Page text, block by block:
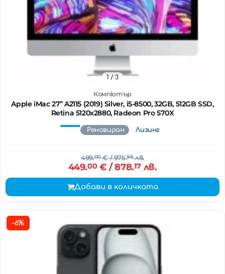
Компютър
Apple iMac 27’’ A2115 (2019) Silver, i5-8500, 32GB, 512GB SSD,
Retina 5120x2880, Radeon Pro 570X
1 / 3
Реновиран Лизинг
499.00€/ 975.96лв.
449.00€/ 878.17лв.
Добави в количката
-6%